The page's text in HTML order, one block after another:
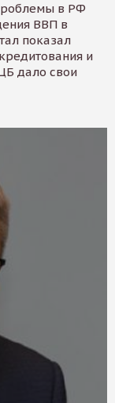
в РФ
ВВП в
показал
и
дало свои